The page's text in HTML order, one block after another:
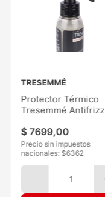
TRESEMMÉ
Protector Térmico
Tresemmé Antifrizz
$ 7699,00
Precio sin impuestos
nacionales: $6362
1